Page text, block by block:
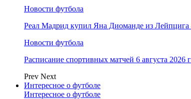
Новости футбола
Реал Мадрид купил Яна Диоманде из
Новости футбола
Расписание спортивных матчей 6 августа
Prev Next
Интересное о футболе
Интересное о футболе